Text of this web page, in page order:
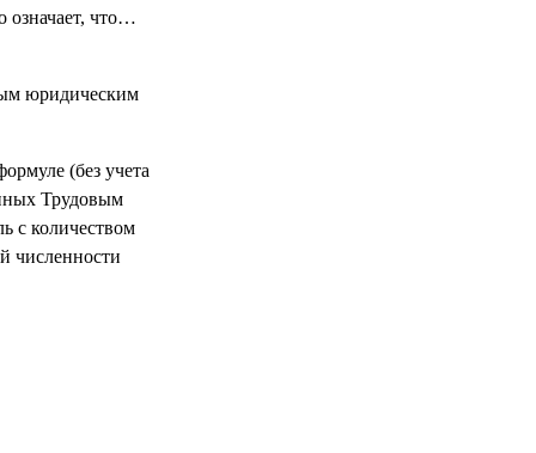
означает, что…
юридическим
(без учета
Трудовым
с количеством
численности